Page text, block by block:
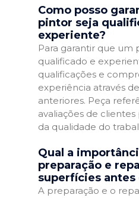
Como posso
pintor seja
experiente?
Para garantir que um
qualificado e
qualificações e
experiência através
anteriores. Peça
avaliações de
da qualidade do
Qual a
preparação e
superfícies antes
A preparação e o